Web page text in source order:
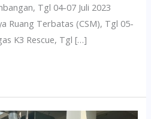
Tgl 04-07 Juli 2023
Ruang Terbatas (CSM), Tgl 05-
K3 Rescue, Tgl […]